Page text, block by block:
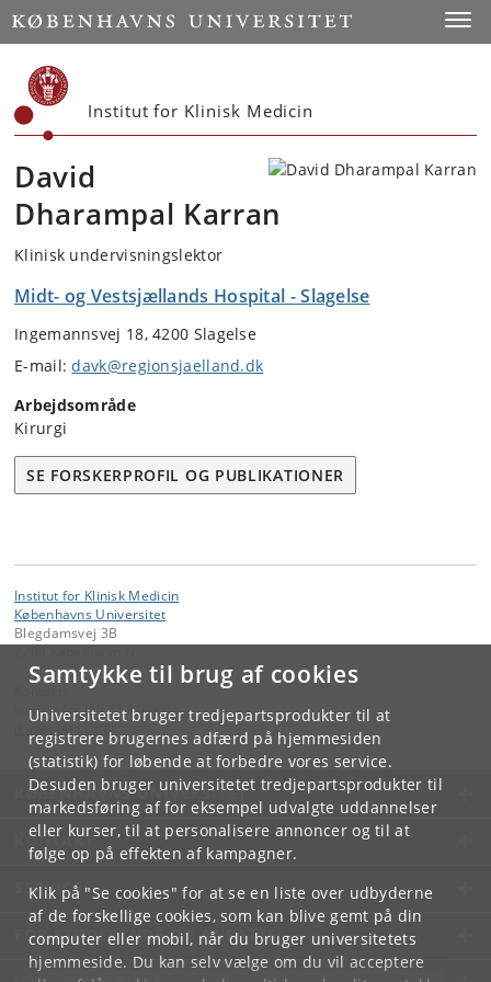
Samtykke til brug af cookies
Universitetet bruger tredjepartsprodukter til at
registrere brugernes adfærd på hjemmesiden
(statistik) for løbende at forbedre vores service.
Desuden bruger universitetet tredjepartsprodukter til
markedsføring af for eksempel udvalgte uddannelser
eller kurser, til at personalisere annoncer og til at
følge op på effekten af kampagner.
Klik på "Se cookies" for at se en liste over udbyderne
af de forskellige cookies, som kan blive gemt på din
computer eller mobil, når du bruger universitetets
hjemmeside. Du kan selv vælge om du vil acceptere
Start
Institut for Klinisk Medicin
David
Dharampal Karran
Klinisk undervisningslektor
Midt- og Vestsjællands Hospital - Slagelse
Ingemannsvej 18, 4200 Slagelse
E-mail:davk@regionsjaelland.dk
Arbejdsområde
Kirurgi
SE FORSKERPROFIL OG PUBLIKATIONER
Institut for Klinisk Medicin
Københavns Universitet
Blegdamsvej 3B
Institut for Klinisk Medicin
KØBENHAVNS UNIVERSITET
KONTAKT
SERVICES
FOR STUDERENDE OG ANSATTE